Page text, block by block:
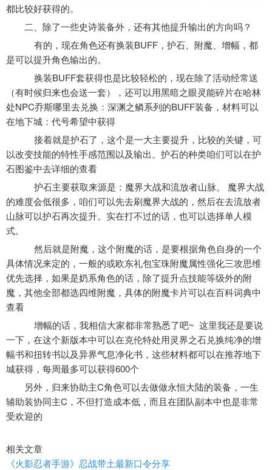
都比较好获得的。
二、除了一些史诗装备外，还有其他提升输出的方向吗？
有的，现在角色还有换装BUFF，护石、附魔、增幅，都
是可以提升角色输出的。
换装BUFF套获得也是比较轻松的，现在除了活动经常送
（有时候归来也会送一套），还可以用黑暗之眼灵能碎片在哈林
处NPC乔斯哪里去兑换：深渊之鳞系列的BUFF装备，材料可以
在地下城：代号希望中获得
接着就是护石了，这个是一大主要提升，比较的关键，可
以改变技能的特性手感范围以及输出。护石的种类咱们可以在护
石图鉴中去详细的查看
护石主要获取来源是：魔界大战和流放者山脉。 魔界大战
的难度会低很多，咱们可以先去刷魔界大战的，然后在去流放者
山脉可以护石再次提升。实在打不过的话，也可以选择单人模
式。
然后就是附魔，这个附魔的话，是要根据角色自身的一个
具体情况来定的，一般的或欧东礼包宝珠附魔属性强化三攻思维
优先选择，如果是奶系角色的话，除了提升点技能等级外的附
魔，其他全部都选四维附魔，具体的附魔卡片可以在百科词典中
查看
增幅的话，我相信大家都非常熟悉了吧~ 这里我还是要说
一下，在这个新版本中可以在克伦特处用灵界之石兑换纯净的增
幅书和扭转书以及异界气息净化书，这些材料都可以在推荐地下
城获得，每周最多可以获得600个
另外，归来协助主C角色可以去做做永恒大陆的装备，一生
辅助装协同主C，不但打造成本低，而且在团队副本中也是非常
受欢迎的
相关文章
《火影忍者手游》忍战带土最新口令分享